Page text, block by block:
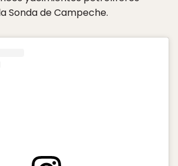
Sonda de Campeche.